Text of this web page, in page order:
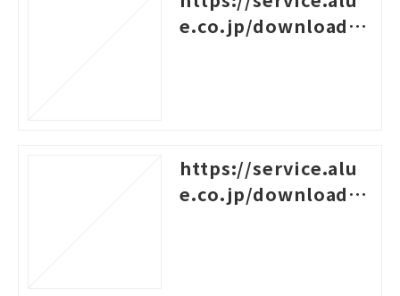
e.co.jp/download/5
https://service.alu
e.co.jp/download/4